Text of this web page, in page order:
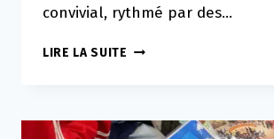
convivial, rythmé par des…
LIRE LA SUITE RETOUR
ANS